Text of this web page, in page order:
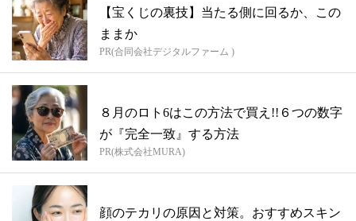
【宝くじの裏技】当たる側に回るか、この
ままか
PR(合同会社デジタルファーム )
８月のロト6はこの方法で買え!!６つの数字
が『完全一致』する方法
PR(株式会社MURA)
顔のテカリの原因と対策。おすすめスキン